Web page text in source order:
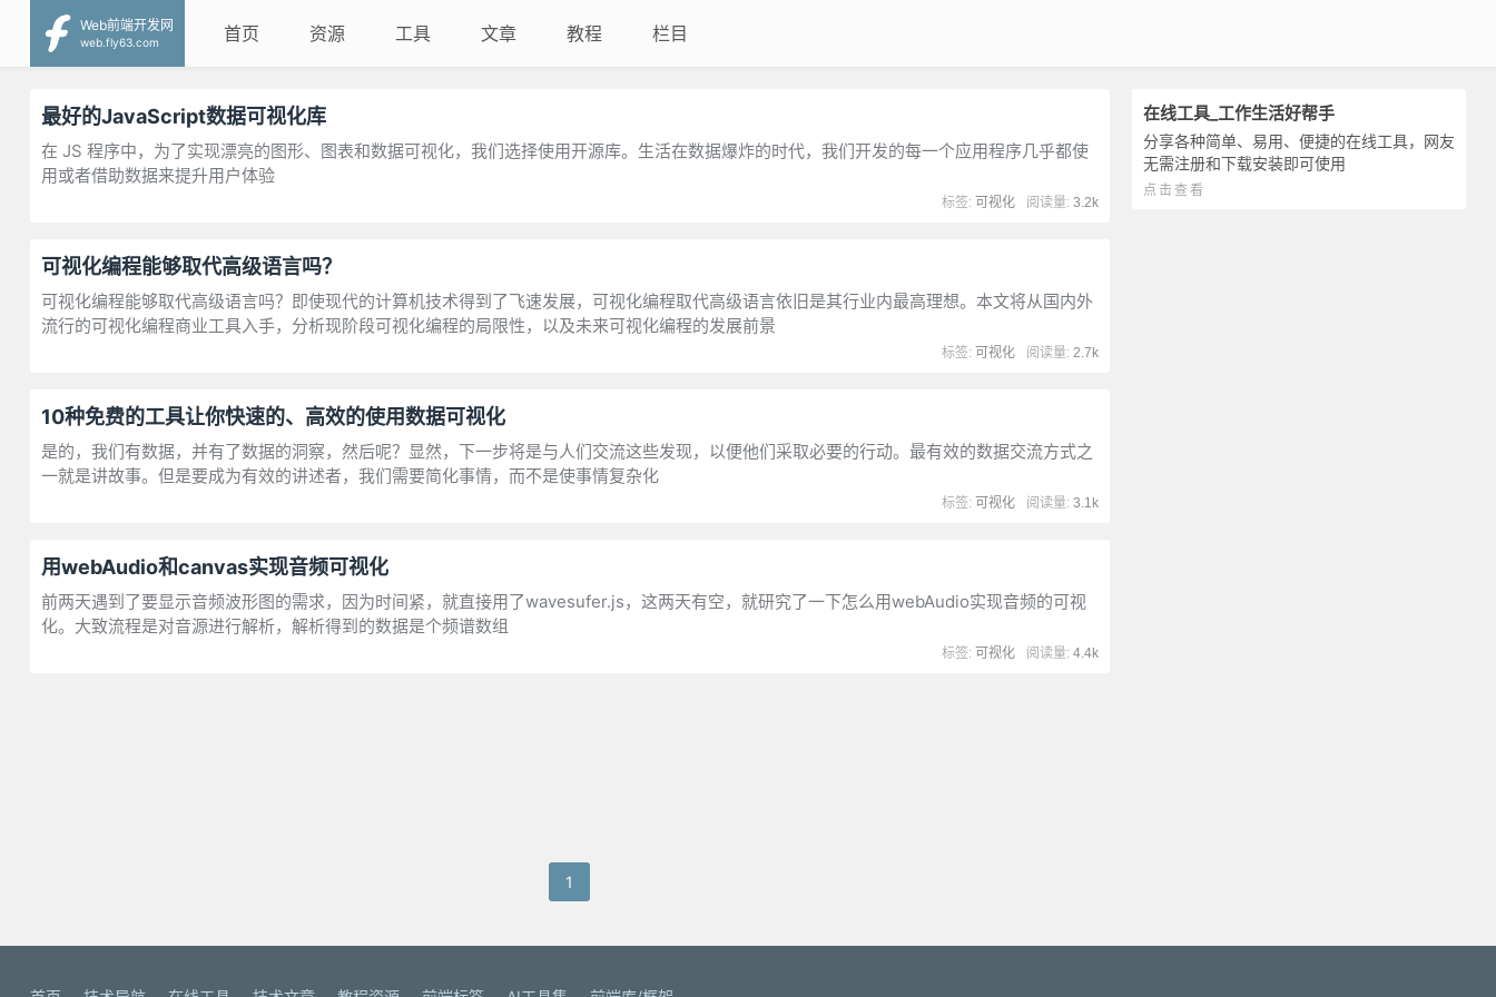
Web前端开发网
web.fly63.com
首页 资源 工具 文章 教程 栏目
在线工具_工作生活好帮手
分享各种简单、易用、便捷的在线工具，网友
无需注册和下载安装即可使用
点击查看
最好的JavaScript数据可视化库
在 JS 程序中，为了实现漂亮的图形、图表和数据可视化，我们选择使用开源库。生活在数据爆炸的时代，我们开发的每一个应用程序几乎都使
用或者借助数据来提升用户体验
阅读量:3.2k
标签: 可视化
可视化编程能够取代高级语言吗？
可视化编程能够取代高级语言吗？即使现代的计算机技术得到了飞速发展，可视化编程取代高级语言依旧是其行业内最高理想。本文将从国内外
流行的可视化编程商业工具入手，分析现阶段可视化编程的局限性，以及未来可视化编程的发展前景
阅读量:2.7k
标签: 可视化
10种免费的工具让你快速的、高效的使用数据可视化
是的，我们有数据，并有了数据的洞察，然后呢？显然，下一步将是与人们交流这些发现，以便他们采取必要的行动。最有效的数据交流方式之
一就是讲故事。但是要成为有效的讲述者，我们需要简化事情，而不是使事情复杂化
阅读量:3.1k
标签: 可视化
用webAudio和canvas实现音频可视化
前两天遇到了要显示音频波形图的需求，因为时间紧，就直接用了wavesufer.js，这两天有空，就研究了一下怎么用webAudio实现音频的可视
化。大致流程是对音源进行解析，解析得到的数据是个频谱数组
阅读量:4.4k
标签: 可视化
1